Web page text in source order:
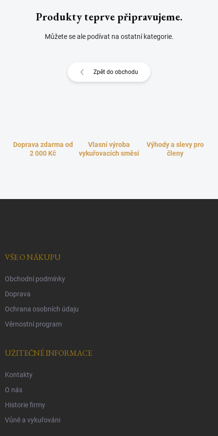
Produkty teprve připravujeme.
Můžete se ale podívat na ostatní kategorie.
Zpět do obchodu
Doprava zdarma od
2 000 Kč
Vlasní výroba
vykuřovacích směsí
Výhody a slevy pro
členy
VŠE O NÁKUPU
Obchodní podmínky
Doprava
Ochrana osobních údaju
Věrnostní program
UŽITEČNÉ INFORMACE
Kontakty
O nás
Historie firmy
Vůně a vykuřováni